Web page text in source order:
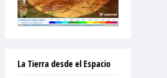
La Tierra desde el Espacio